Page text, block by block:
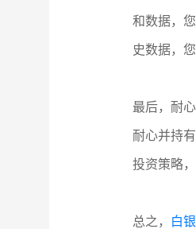
和数据，
史数据，
最后，耐
耐心并持
投资策略
总之， 白